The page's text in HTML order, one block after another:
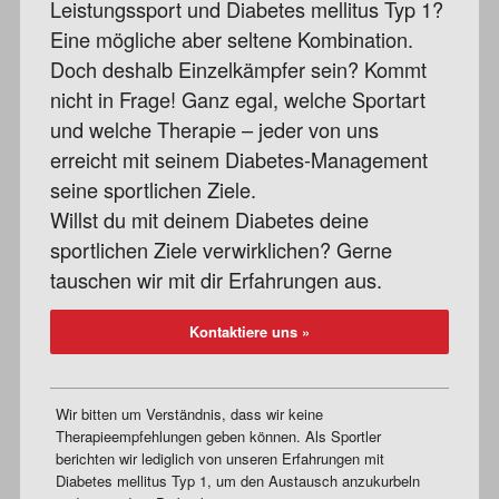
Leistungssport und Diabetes mellitus Typ 1?
Eine mögliche aber seltene Kombination.
Doch deshalb Einzelkämpfer sein? Kommt
nicht in Frage! Ganz egal, welche Sportart
und welche Therapie – jeder von uns
erreicht mit seinem Diabetes-Management
seine sportlichen Ziele.
Willst du mit deinem Diabetes deine
sportlichen Ziele verwirklichen? Gerne
tauschen wir mit dir Erfahrungen aus.
Kontaktiere uns »
Wir bitten um Verständnis, dass wir keine
Therapieempfehlungen geben können. Als Sportler
berichten wir lediglich von unseren Erfahrungen mit
Diabetes mellitus Typ 1, um den Austausch anzukurbeln